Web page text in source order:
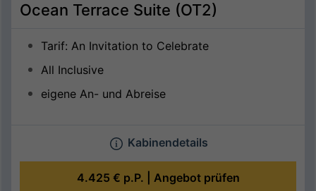
Ocean Terrace Suite (OT2)
Tarif: An Invitation to Celebrate
All Inclusive
eigene An- und Abreise
Kabinendetails
4.425 € p.P. | Angebot prüfen